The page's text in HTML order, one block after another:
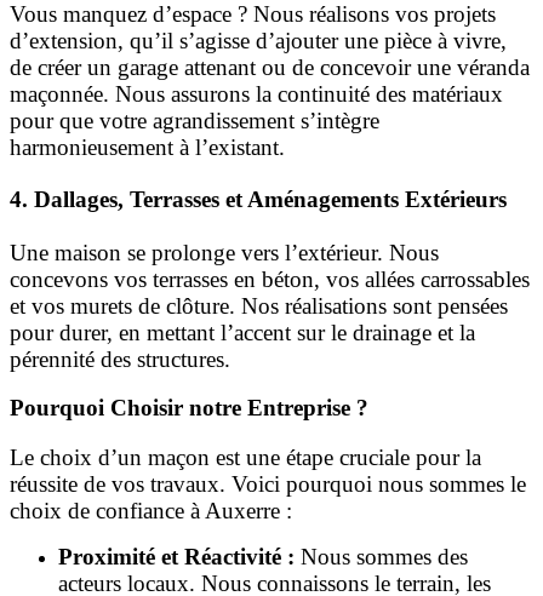
Vous manquez d’espace ? Nous réalisons vos projets
d’extension, qu’il s’agisse d’ajouter une pièce à vivre,
de créer un garage attenant ou de concevoir une véranda
maçonnée. Nous assurons la continuité des matériaux
pour que votre agrandissement s’intègre
harmonieusement à l’existant.
4. Dallages, Terrasses et Aménagements Extérieurs
Une maison se prolonge vers l’extérieur. Nous
concevons vos terrasses en béton, vos allées carrossables
et vos murets de clôture. Nos réalisations sont pensées
pour durer, en mettant l’accent sur le drainage et la
pérennité des structures.
Pourquoi Choisir notre Entreprise ?
Le choix d’un maçon est une étape cruciale pour la
réussite de vos travaux. Voici pourquoi nous sommes le
choix de confiance à Auxerre :
Proximité et Réactivité : Nous sommes des
acteurs locaux. Nous connaissons le terrain, les